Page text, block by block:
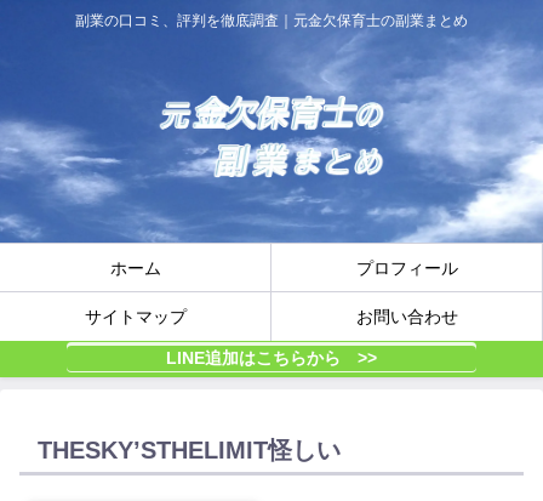
副業の口コミ、評判を徹底調査｜元金欠保育士の副業まとめ
ホーム プロフィール
サイトマップ お問い合わせ
LINE追加はこちらから >>
THESKY’STHELIMIT怪しい